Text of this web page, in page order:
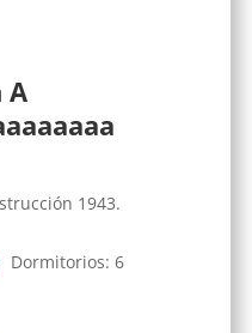
A
1943.
Dormitorios: 6